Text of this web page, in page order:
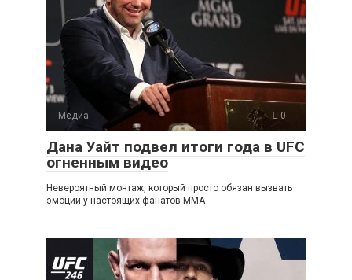
Медиа 0
Дана Уайт подвел итоги года в UFC
огненным видео
Невероятный монтаж, который просто обязан вызвать
эмоции у настоящих фанатов ММА